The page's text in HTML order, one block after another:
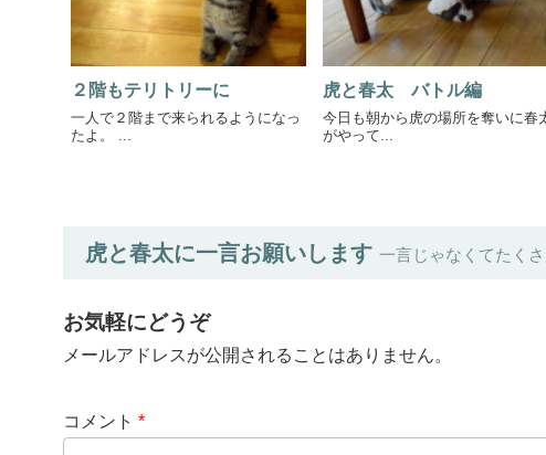
２階もテリトリーに
一人で２階まで来られるようになっ
たよ。 ...
虎と春太 バトル編
今日も朝から虎の場所を奪いに春
がやって...
虎と春太に一言お願いします 一言じゃなくてたく
お気軽にどうぞ
メールアドレスが公開されることはありません。
コメント *